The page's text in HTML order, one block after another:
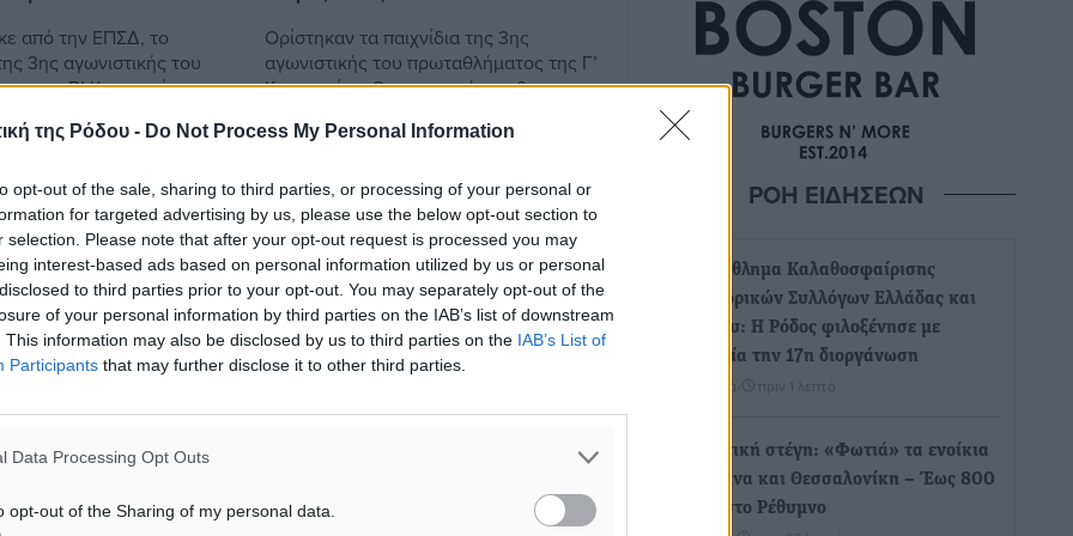
της Ρόδου - Do Not Process My Personal Information
opt-out of the sale, sharing to third parties, or processing of your personal or
for targeted advertising by us, please use the below opt-out section to
selection. Please note that after your opt-out request is processed you may
interest-based ads based on personal information utilized by us or personal
to third parties prior to your opt-out. You may separately opt-out of the
of your personal information by third parties on the IAB’s list of downstream
This information may also be disclosed by us to third parties on the IAB’s List of
Participants that may further disclose it to other third parties.
Data Processing Opt Outs
opt-out of the Sharing of my personal data.
από την ΕΠΣΔ, το
3ης αγωνιστικής του
της Β’ Κατηγορίας,
του ομίλου των
Ορίστηκαν τα παιχνίδια της 3ης
αγωνιστικής του πρωταθλήματος της Γ’
Κατηγορίας. Οι αναμετρήσεις θα
αρχή να γίνεται την Παρασκευή, όπου ο
05.11.14, 17:40
ΡΟΗ ΕΙΔΗΣΕΩΝ
Πρωτάθλημα Καλαθοσφαίρισης
Δικηγορικών Συλλόγων Ελλάδας και
Κύπρου: Η Ρόδος φιλοξένησε με
επιτυχία την 17η διοργάνωση
Αθλητικά πριν 1 λεπτό
Φοιτητική στέγη: «Φωτιά» τα ενοίκια
σε Αθήνα και Θεσσαλονίκη – Έως 800
ευρώ στο Ρέθυμνο